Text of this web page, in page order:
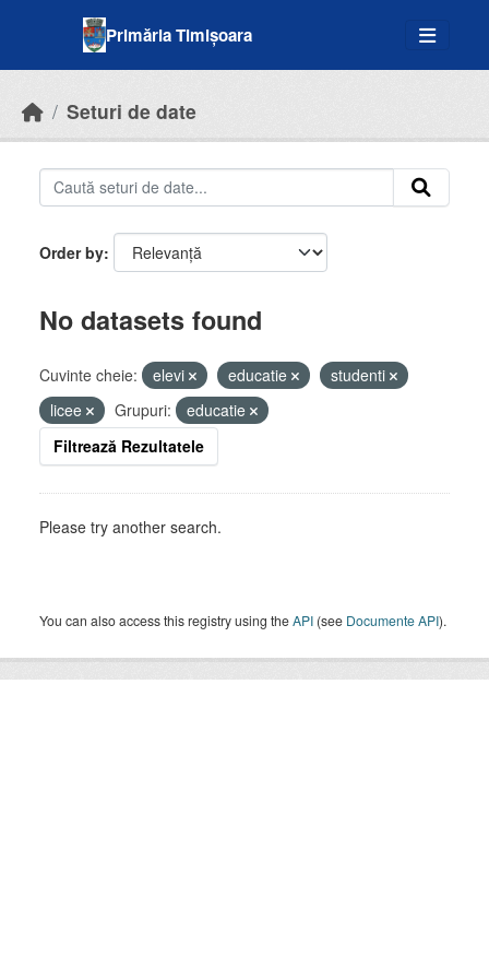
Primăria Timișoara
Seturi de date
Order by
No datasets found
Cuvinte cheie: elevi educatie
studenti
licee
Grupuri:
educatie
Filtrează Rezultatele
Please try another search.
You can also access this registry using theAPI (see Documente API).